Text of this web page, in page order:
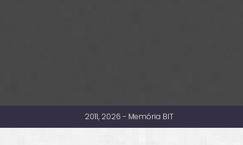
2011, 2026 - Memória BIT